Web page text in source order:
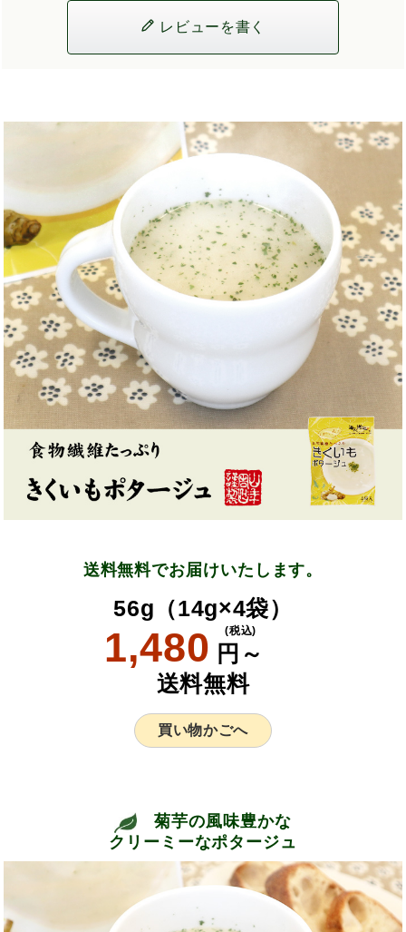
レビューを書く
送料無料でお届けいたします。
56g（14g×4袋）
1,480 円～
(税込)
送料無料
買い物かごへ
菊芋の風味豊かな
クリーミーなポタージュ